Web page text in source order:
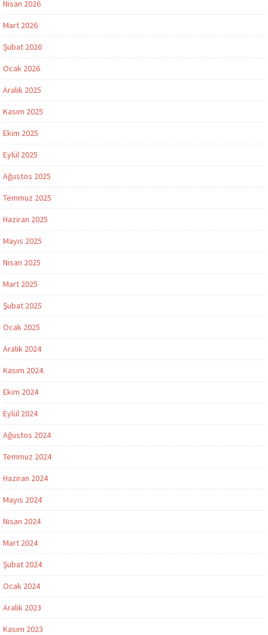
Nisan 2026
Mart 2026
Şubat 2026
Ocak 2026
Aralık 2025
Kasım 2025
Ekim 2025
Eylül 2025
Ağustos 2025
Temmuz 2025
Haziran 2025
Mayıs 2025
Nisan 2025
Mart 2025
Şubat 2025
Ocak 2025
Aralık 2024
Kasım 2024
Ekim 2024
Eylül 2024
Ağustos 2024
Temmuz 2024
Haziran 2024
Mayıs 2024
Nisan 2024
Mart 2024
Şubat 2024
Ocak 2024
Aralık 2023
Kasım 2023